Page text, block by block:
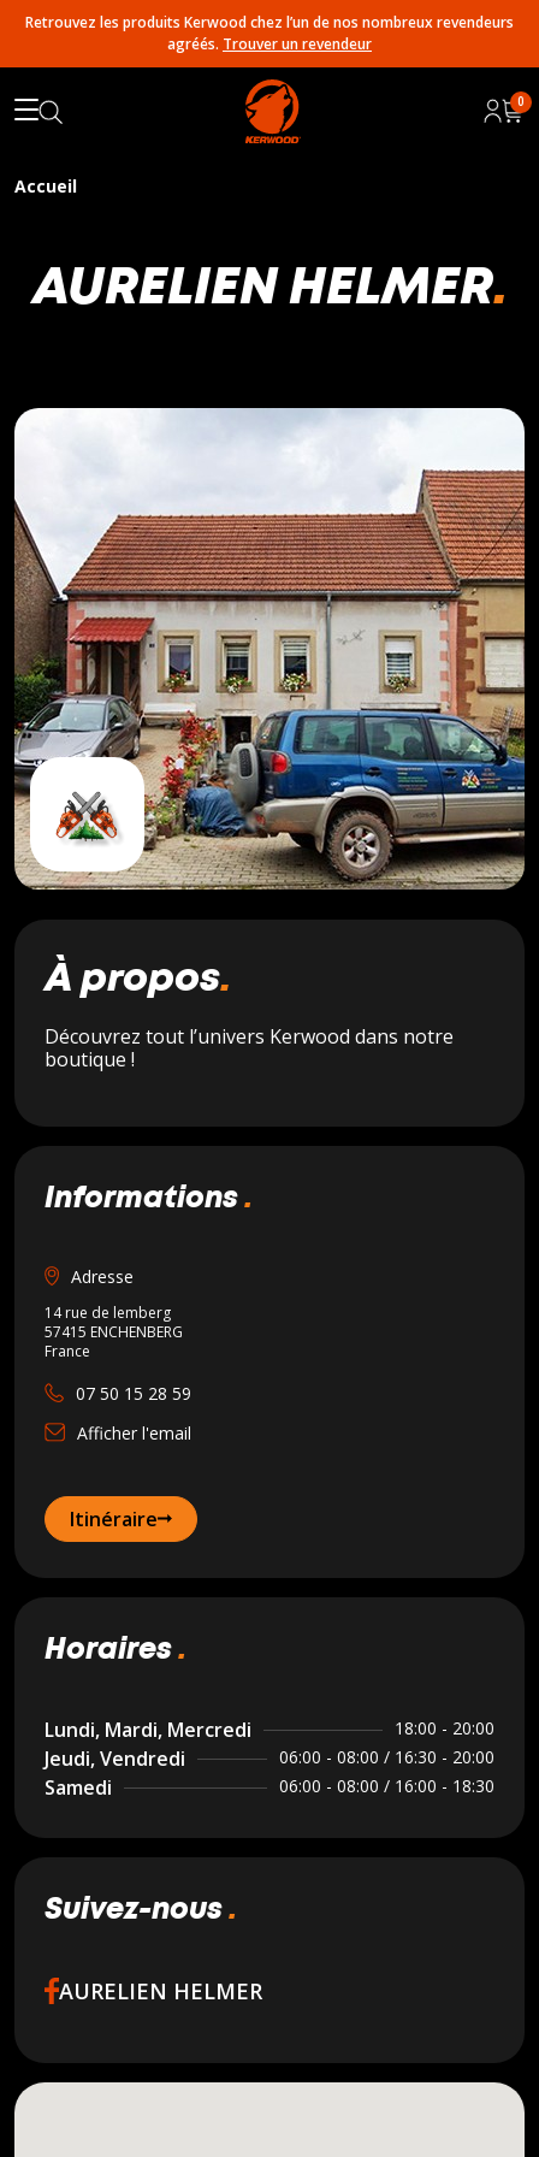
Retrouvez les produits Kerwood chez l’un de nos nombreux revendeurs
agréés. Trouver un revendeur
0
Accueil
AURELIEN HELMER
À propos
Découvrez tout l’univers Kerwood dans notre
boutique !
informations
Adresse
14 rue de lemberg
57415 ENCHENBERG
France
07 50 15 28 59
Afficher l'email
Itinéraire
horaires
Lundi, Mardi, Mercredi 18:00 - 20:00
Jeudi, Vendredi 06:00 - 08:00 / 16:30 - 20:00
Samedi 06:00 - 08:00 / 16:00 - 18:30
suivez-nous
AURELIEN HELMER